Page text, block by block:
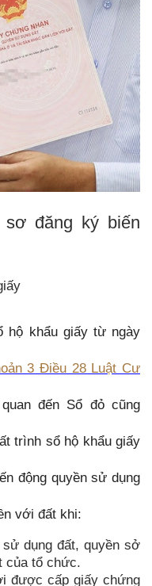
đăng ký biến
hộ khẩu giấy từ ngày
3 Điều 28 Luật Cư
đến Sổ đỏ cũng
trình sổ hộ khẩu giấy
động quyền sử dụng
với đất khi:
dụng đất, quyền sở
của tổ chức.
được cấp giấy chứng